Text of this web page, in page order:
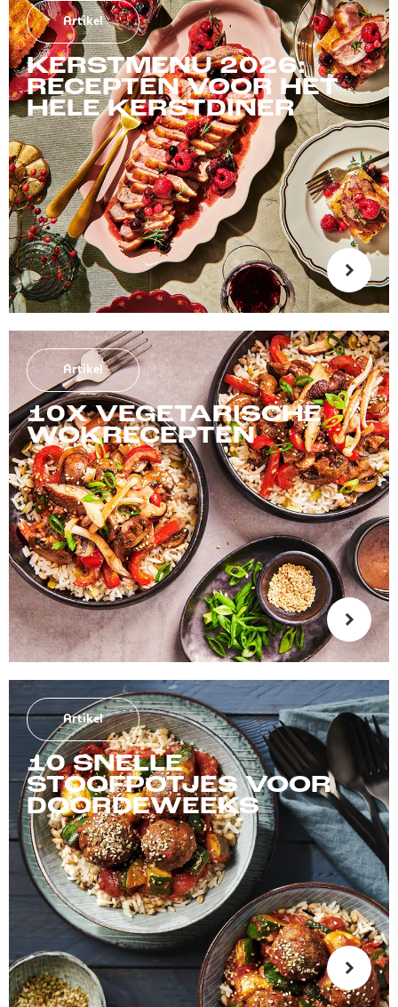
Artikel
KERSTMENU 2026:
RECEPTEN VOOR HET
HELE KERSTDINER
Artikel
10X VEGETARISCHE
WOKRECEPTEN
Artikel
10 SNELLE
STOOFPOTJES VOOR
DOORDEWEEKS